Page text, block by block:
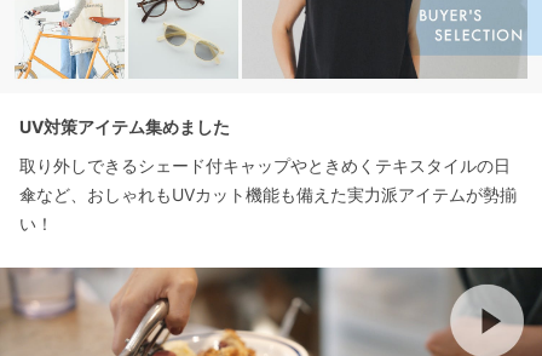
UV対策アイテム集めました
取り外しできるシェード付キャップやときめくテキスタイルの日
傘など、おしゃれもUVカット機能も備えた実力派アイテムが勢揃
い！